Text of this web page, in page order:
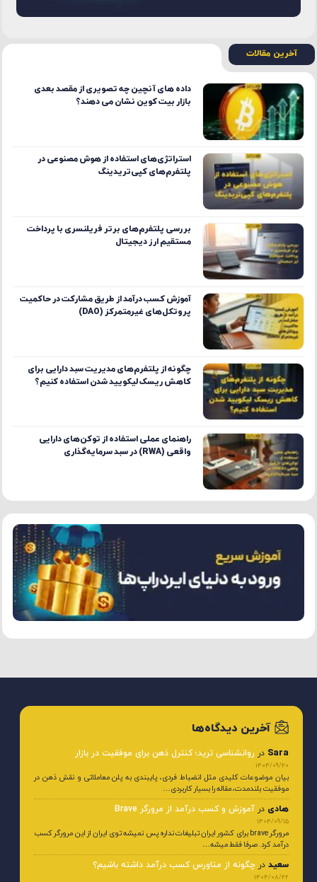
آخرین مقالات
داده ‌های آنچین چه تصویری از مقصد بعدی
بازار بیت ‌کوین نشان می ‌دهند؟
استراتژی‌های استفاده از هوش مصنوعی در
پلتفرم‌های کپی‌تریدینگ
بررسی پلتفرم‌های برتر فریلنسری با پرداخت
مستقیم ارز دیجیتال
آموزش کسب درآمد از طریق مشارکت در حاکمیت
پروتکل‌های غیرمتمرکز (DAO)
چگونه از پلتفرم‌های مدیریت سبد دارایی برای
کاهش ریسک لیکویید شدن استفاده کنیم؟
راهنمای عملی استفاده از توکن‌های دارایی
واقعی (RWA) در سبد سرمایه‌گذاری
آخرین دیدگاه‌ها
Sara در روانشناسی ترید؛ کنترل ذهن برای موفقیت در بازار
1404/09/20
بیان موضوعات کلیدی مثل انضباط فردی، پایبندی به پلن معاملاتی و نقش ذهن در
موفقیت بلندمدت، مقاله را بسیار کاربردی…
هادی در آموزش و کسب درآمد از مرورگر Brave
1404/09/15
مرورگر brave برای کشور ایران تبلیغات نداره پس نمیشه توی ایران از این مرورگر کسب
درآمد کرد. صرفا فقط میشه…
سعید در چگونه از متاورس کسب درآمد داشته باشیم؟
1404/08/22